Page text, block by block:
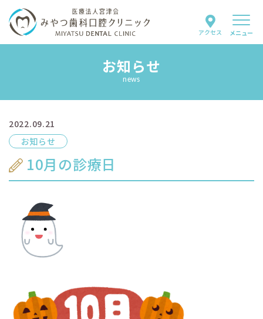
アクセス
お知らせ
news
2022.09.21
お知らせ
10月の診療日
メニュー
診療案内
はじめての方へ
お知らせ
採用情報